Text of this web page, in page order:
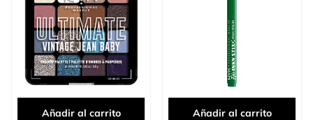
Añadir al carrito Añadir al carrito